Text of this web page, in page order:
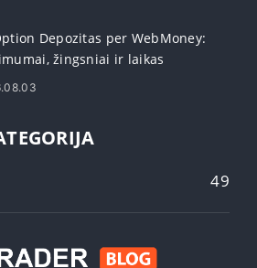
Depozitas per WebMoney:
žingsniai ir laikas
49